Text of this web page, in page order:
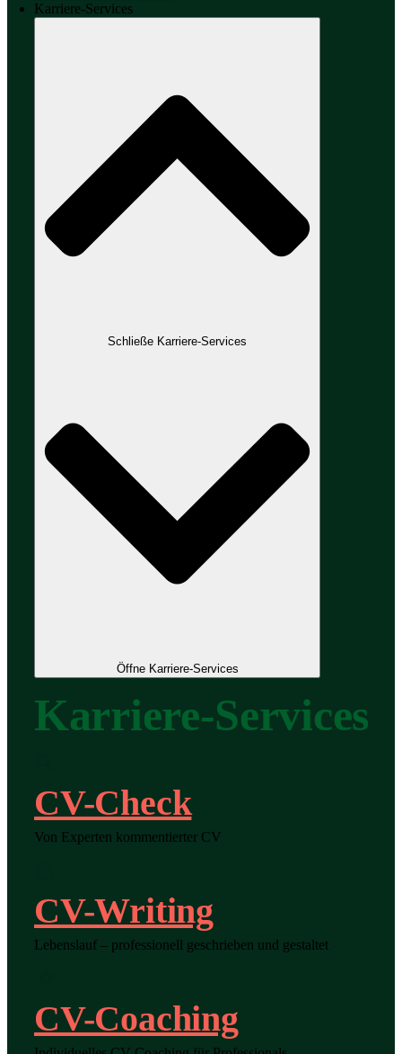
Karriere-Services
Schließe Karriere-Services
Öffne Karriere-Services
Karriere-Services
CV-Check
Von Experten kommentierter CV
CV-Writing
Lebenslauf – professionell geschrieben und gestaltet
CV-Coaching